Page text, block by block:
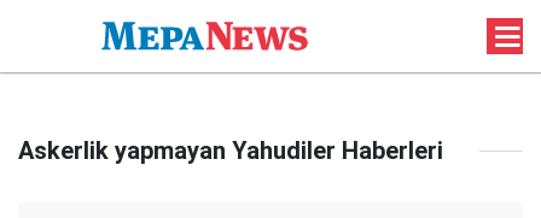
Askerlik yapmayan Yahudiler Haberleri